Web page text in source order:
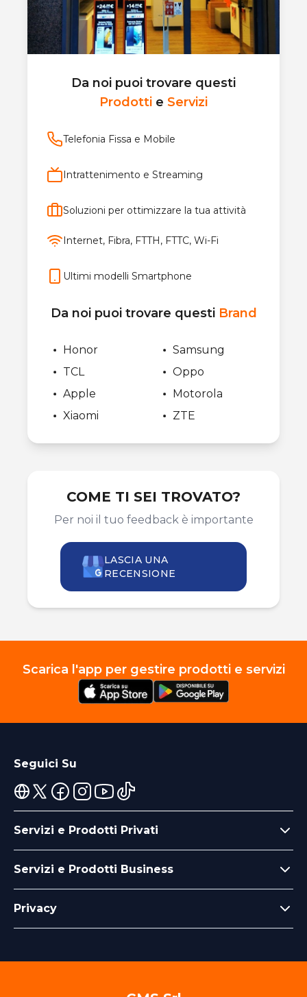
Da noi puoi trovare questi
Prodotti e Servizi
Telefonia Fissa e Mobile
Intrattenimento e Streaming
Soluzioni per ottimizzare la tua attività
Internet, Fibra, FTTH, FTTC, Wi-Fi
Ultimi modelli Smartphone
Da noi puoi trovare questi Brand
Honor
TCL
Samsung
Oppo
Apple
Xiaomi
Motorola
ZTE
COME TI SEI TROVATO?
Per noi il tuo feedback è importante
LASCIA UNA
RECENSIONE
Scarica l'app per gestire prodotti e servizi
Seguici Su
Servizi e Prodotti Privati
Servizi e Prodotti Business
Privacy